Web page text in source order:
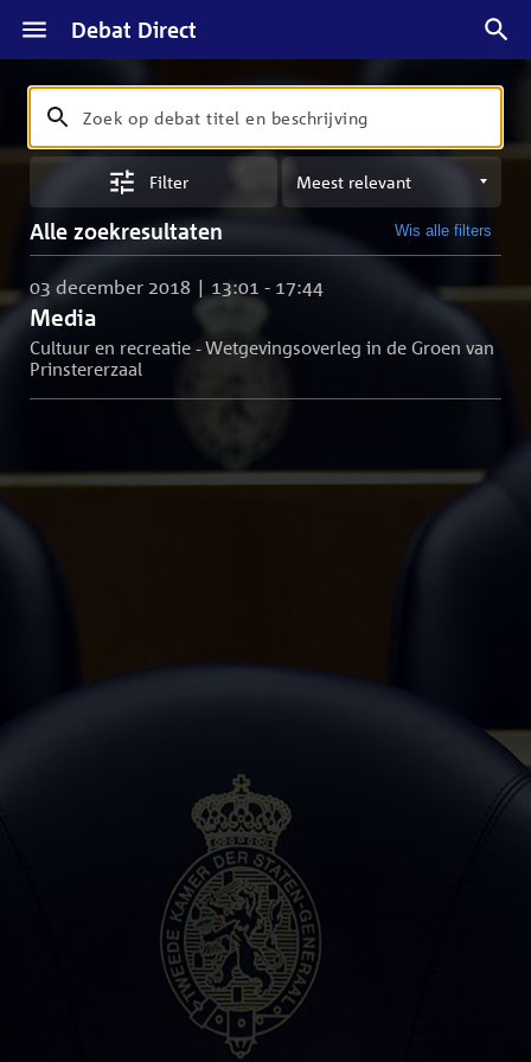
Debat Direct
Zoeken
Zoek
op
en
beschrijving
Filter
Sorteren
op
meest
Alle zoekresultaten Wis alle filters
Media
03 december 2018 | 13:01 - 17:44
Cultuur en recreatie - Wetgevingsoverleg in de Groen van
Prinstererzaal